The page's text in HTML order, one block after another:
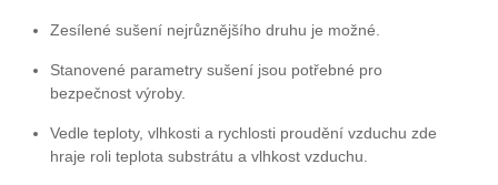
Zesílené sušení nejrůznějšího druhu je možné.
Stanovené parametry sušení jsou potřebné pro
bezpečnost výroby.
Vedle teploty, vlhkosti a rychlosti proudění vzduchu zde
hraje roli teplota substrátu a vlhkost vzduchu.